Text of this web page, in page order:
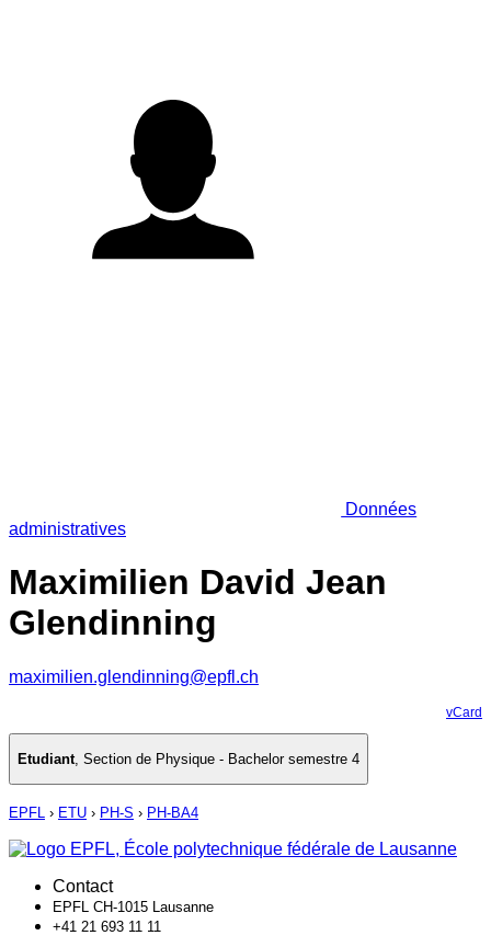
Données
administratives
Maximilien David Jean
Glendinning
maximilien.glendinning@epfl.ch
vCard
Etudiant, Section de Physique - Bachelor semestre 4
EPFL › ETU › PH-S › PH-BA4
Contact
EPFL CH-1015 Lausanne
+41 21 693 11 11